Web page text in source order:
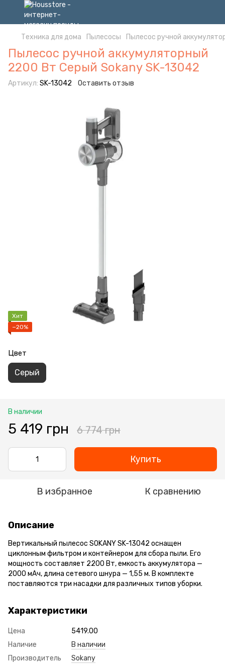
Техника для дома Пылесосы Пылесос ручной
Пылесос ручной аккумуляторный
2200 Вт Серый Sokany SK-13042
Артикул: SK-13042 Оставить отзыв
Хит
−20%
Цвет
Серый
В наличии
5 419 грн 6 774 грн
Купить
В избранное К сравнению
Описание
Вертикальный пылесос SOKANY SK-13042 оснащен
циклонным фильтром и контейнером для сбора пыли. Его
мощность составляет 2200 Вт, емкость аккумулятора —
2000 мАч, длина сетевого шнура — 1,55 м. В комплекте
поставляются три насадки для различных типов уборки.
Характеристики
Цена
5419.00
Наличие
В наличии
Производитель
Sokany